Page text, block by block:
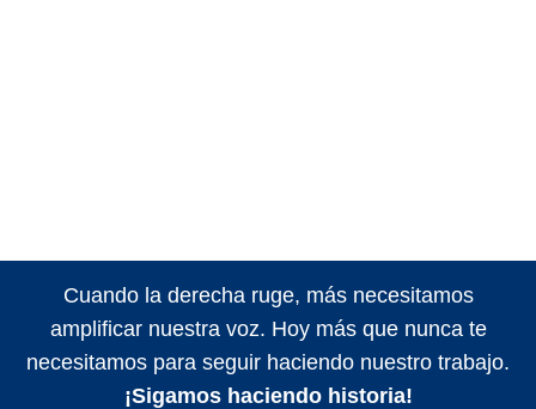
Cuando la derecha ruge, más necesitamos
amplificar nuestra voz. Hoy más que nunca te
necesitamos para seguir haciendo nuestro trabajo.
¡Sigamos haciendo historia!